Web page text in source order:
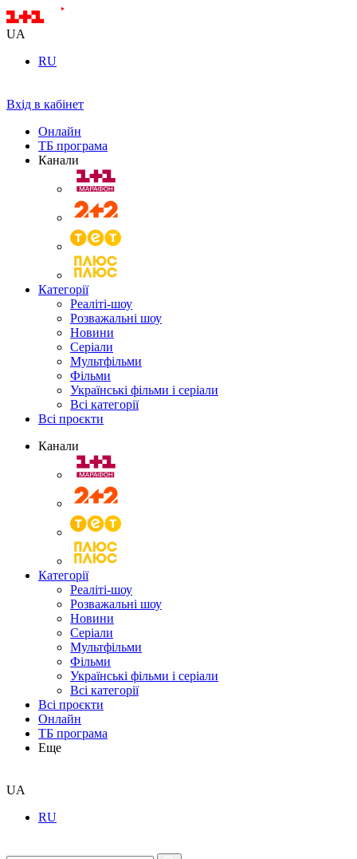
UA
RU
Вхід в кабінет
Онлайн
ТБ програма
Канали
Категорії
Реаліті-шоу
Розважальні шоу
Новини
Серіали
Мультфільми
Фільми
Українські фільми і серіали
Всі категорії
Всі проєкти
Канали
Категорії
Реаліті-шоу
Розважальні шоу
Новини
Серіали
Мультфільми
Фільми
Українські фільми і серіали
Всі категорії
Всі проєкти
Онлайн
ТБ програма
Еще
UA
RU